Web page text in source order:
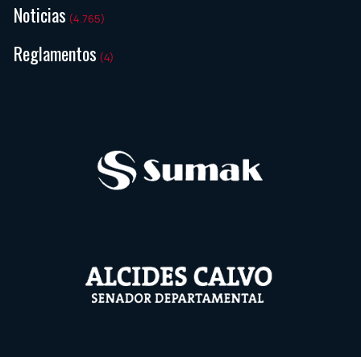
Noticias (4.765)
Reglamentos (4)